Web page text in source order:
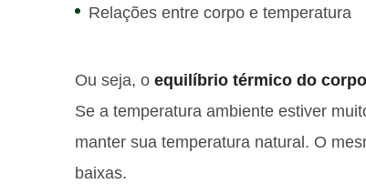
Relações entre corpo e temperatura
Ou seja, o equilíbrio térmico do corpo
Se a temperatura ambiente estiver
manter sua temperatura natural. O
baixas.